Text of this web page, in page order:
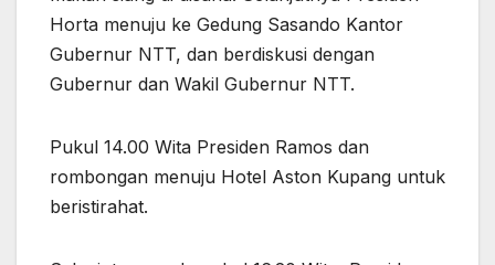
Horta menuju ke Gedung Sasando Kantor
Gubernur NTT, dan berdiskusi dengan
Gubernur dan Wakil Gubernur NTT.
Pukul 14.00 Wita Presiden Ramos dan
rombongan menuju Hotel Aston Kupang untuk
beristirahat.